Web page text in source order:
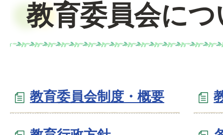
教育委員会に
教育委員会制度・概要